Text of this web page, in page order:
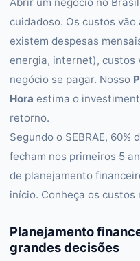
cuidadoso. Os custos
existem despesas
energia, internet), custos
negócio se pagar. Nosso
Hora estima o
retorno.
Segundo o SEBRAE,
fecham nos primeiros 5
de planejamento
início. Conheça os
Planejamento
grandes decisões